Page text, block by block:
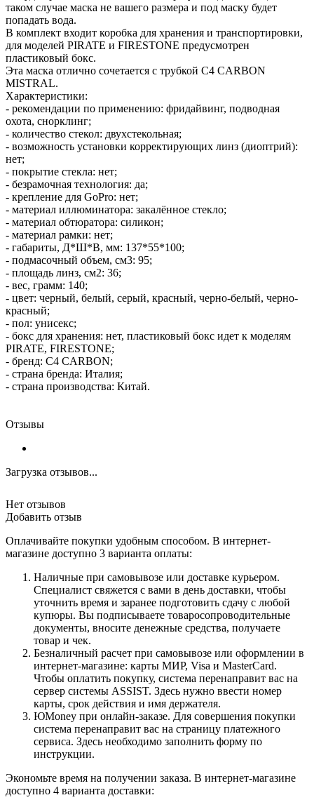
таком случае маска не вашего размера и под маску будет
попадать вода.
В комплект входит коробка для хранения и транспортировки,
для моделей PIRATE и FIRESTONE предусмотрен
пластиковый бокс.
Эта маска отлично сочетается с трубкой C4 CARBON
MISTRAL.
Характеристики:
- рекомендации по применению: фридайвинг, подводная
охота, снорклинг;
- количество стекол: двухстекольная;
- возможность установки корректирующих линз (диоптрий):
нет;
- покрытие стекла: нет;
- безрамочная технология: да;
- крепление для GoPro: нет;
- материал иллюминатора: закалённое стекло;
- материал обтюратора: силикон;
- материал рамки: нет;
- габариты, Д*Ш*В, мм: 137*55*100;
- подмасочный объем, см3: 95;
- площадь линз, см2: 36;
- вес, грамм: 140;
- цвет: черный, белый, серый, красный, черно-белый, черно-
красный;
- пол: унисекс;
- бокс для хранения: нет, пластиковый бокс идет к моделям
PIRATE, FIRESTONE;
- бренд: C4 CARBON;
- страна бренда: Италия;
- страна производства: Китай.
Отзывы
Загрузка отзывов...
Нет отзывов
Добавить отзыв
Оплачивайте покупки удобным способом. В интернет-
магазине доступно 3 варианта оплаты:
Наличные при самовывозе или доставке курьером.
Специалист свяжется с вами в день доставки, чтобы
уточнить время и заранее подготовить сдачу с любой
купюры. Вы подписываете товаросопроводительные
документы, вносите денежные средства, получаете
товар и чек.
Безналичный расчет при самовывозе или оформлении в
интернет-магазине: карты МИР, Visa и MasterCard.
Чтобы оплатить покупку, система перенаправит вас на
сервер системы ASSIST. Здесь нужно ввести номер
карты, срок действия и имя держателя.
ЮMoney при онлайн-заказе. Для совершения покупки
система перенаправит вас на страницу платежного
сервиса. Здесь необходимо заполнить форму по
инструкции.
Экономьте время на получении заказа. В интернет-магазине
доступно 4 варианта доставки: